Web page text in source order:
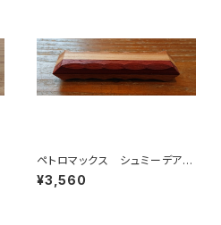
ペトロマックス シュミーデアイ
ゼン グリップ
¥3,560